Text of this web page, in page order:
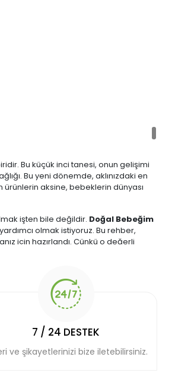
Bu küçük inci tanesi, onun gelişimi
Bu yeni dönemde, aklınızdaki en
aksine, bebeklerin dünyası
işten bile değildir. Doğal Bebeğim
olmak istiyoruz. Bu rehber,
için hazırlandı. Çünkü o değerli
yeterli değil mi?" diye düşünebilir.
7 / 24 DESTEK
ve şikayetlerinizi bize iletebilirsiniz.